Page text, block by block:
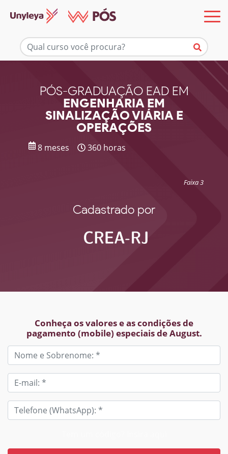
PÓS-GRADUAÇÃO EAD EM
ENGENHARIA EM
SINALIZAÇÃO VIÁRIA E
OPERAÇÕES
8 meses 360 horas
Faixa 3
Cadastrado por
Conheça os valores e as condições de
pagamento (mobile) especiais de August.
Mais informações